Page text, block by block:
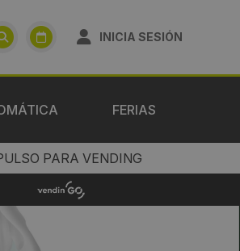
INICIA SESIÓN
FERIAS
PARA VENDING